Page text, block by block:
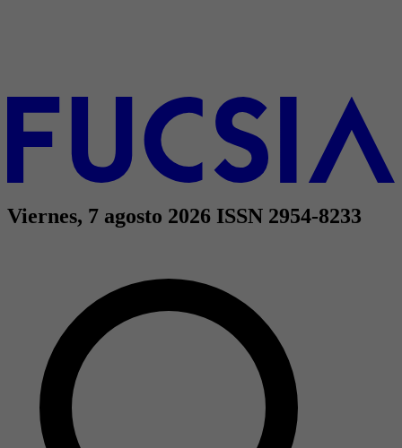
Viernes, 7 agosto 2026 ISSN 2954-8233